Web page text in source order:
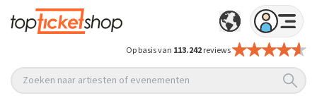
Op basis van 113.242reviews
Zoeken naar artiesten of evenementen